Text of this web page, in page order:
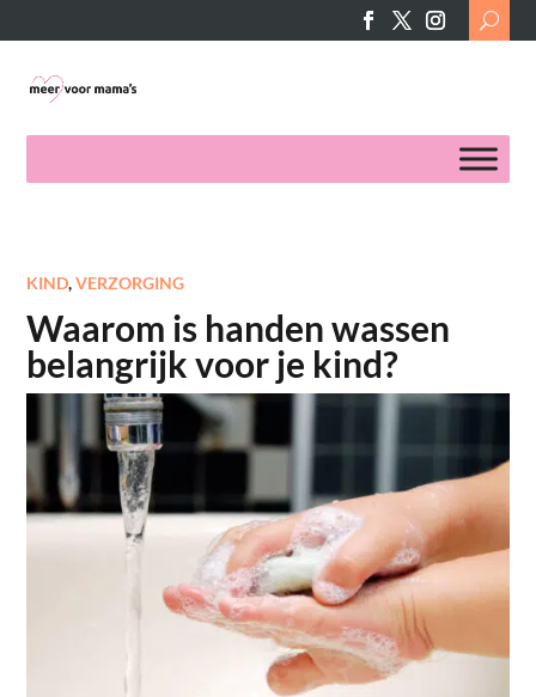
Search
for:
KIND,VERZORGING
Waarom is handen wassen
belangrijk voor je kind?